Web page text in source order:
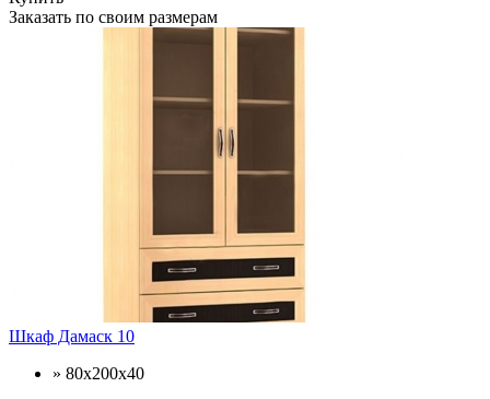
Заказать по своим размерам
Шкаф Дамаск 10
» 80х200х40